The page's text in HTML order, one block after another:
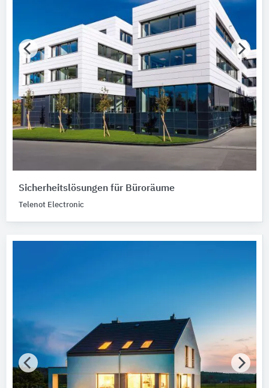
Sicherheitslösungen für Büroräume
Telenot Electronic